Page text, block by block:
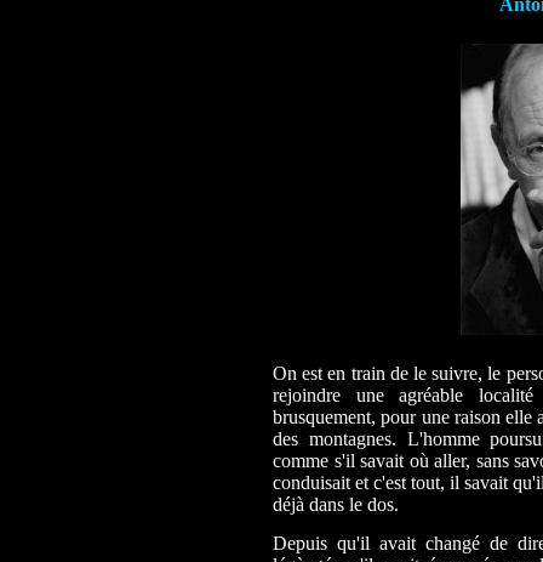
On est en train de le suivre, le
rejoindre une agréable
brusquement, pour une raison elle
des montagnes. L'homme
comme s'il savait où aller, sans
conduisait et c'est tout, il savait
déjà dans le dos.
Depuis qu'il avait changé de